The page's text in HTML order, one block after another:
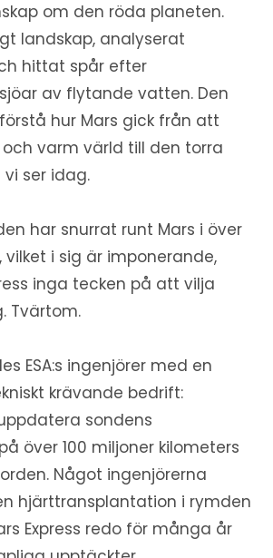
om den röda planeten.
landskap, analyserat
hittat spår efter
av flytande vatten. Den
hur Mars gick från att
varm värld till den torra
ser idag.
har snurrat runt Mars i över
i sig är imponerande,
inga tecken på att vilja
Tvärtom.
ESA:s ingenjörer med en
krävande bedrift:
sondens
över 100 miljoner kilometers
Något ingenjörerna
hjärttransplantation i rymden
Express redo för många år